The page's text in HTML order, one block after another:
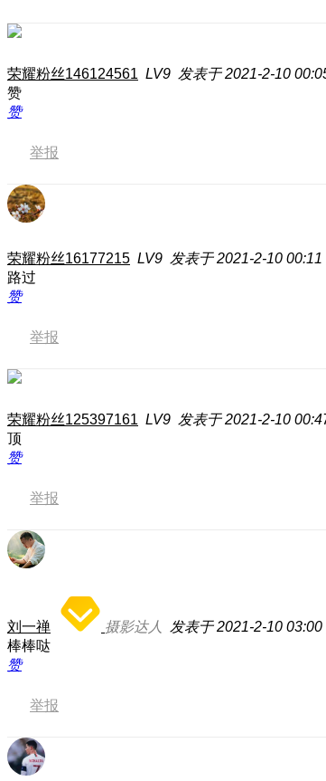
荣耀粉丝146124561 LV9 发表于 2021-2-10
赞
赞
举报
荣耀粉丝16177215 LV9 发表于 2021-2-10 00:11
路过
赞
举报
荣耀粉丝125397161 LV9 发表于 2021-2-10
顶
赞
举报
刘一禅 摄影达人 发表于 2021-2-10 03:00
棒棒哒
赞
举报